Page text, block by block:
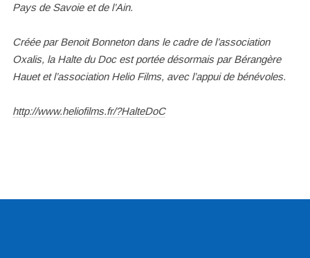
Pays de Savoie et de l’Ain.
Créée par Benoit Bonneton dans le cadre de l’association
Oxalis, la Halte du Doc est portée désormais par Bérangère
Hauet et l’association Helio Films, avec l’appui de bénévoles.
http://www.heliofilms.fr/?HalteDoC